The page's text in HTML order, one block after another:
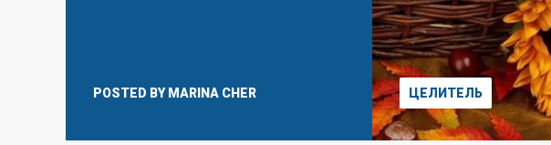
POSTED BY MARINA CHER ЦЕЛИТЕЛЬ